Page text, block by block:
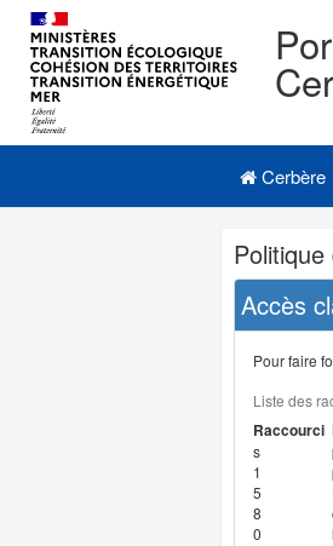
Navigation
Menu principal
Cerbère
Navigation
et
outils
annexes
Accès
Pour faire
Liste des
Raccourci
s
1
5
8
0